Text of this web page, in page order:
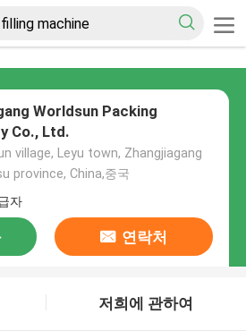
Worldsun Packing
Co., Ltd.
village, Leyu town, Zhangjiagang
province, China,중국
자
연락처
저희에 관하여